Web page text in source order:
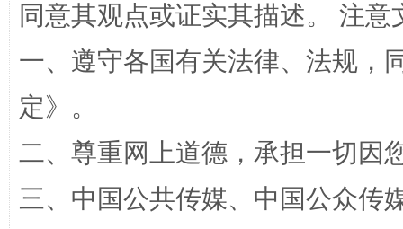
站台名比不上好声名
同意其观点或证实其描述。 注
一、遵守各国有关法律、法规，
定》。
二、尊重网上道德，承担一切因
三、中国公共传媒、中国公众传